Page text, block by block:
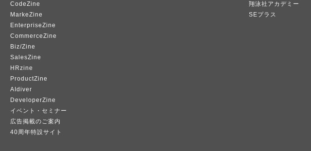
CodeZine
MarkeZine
EnterpriseZine
CommerceZine
Biz/Zine
SalesZine
HRzine
ProductZine
AIdiver
DeveloperZine
イベント・セミナー
広告掲載のご案内
40周年特設サイト
翔泳社アカデミー
SEプラス